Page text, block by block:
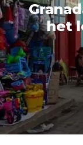
het